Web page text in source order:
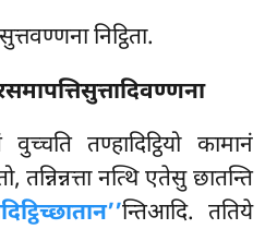
निट्ठिता.
तण्हादिट्ठियो कामानं
नत्थि एतेसु छातन्ति
न्तिआदि. ततिये